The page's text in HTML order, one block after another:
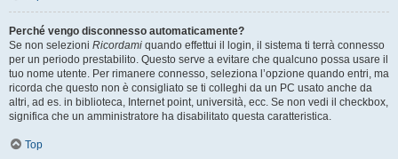
Perché vengo disconnesso automaticamente?
Se non selezioni Ricordami quando effettui il login, il sistema ti terrà connesso
per un periodo prestabilito. Questo serve a evitare che qualcuno possa usare il
tuo nome utente. Per rimanere connesso, seleziona l’opzione quando entri, ma
ricorda che questo non è consigliato se ti colleghi da un PC usato anche da
altri, ad es. in biblioteca, Internet point, università, ecc. Se non vedi il checkbox,
significa che un amministratore ha disabilitato questa caratteristica.
Top